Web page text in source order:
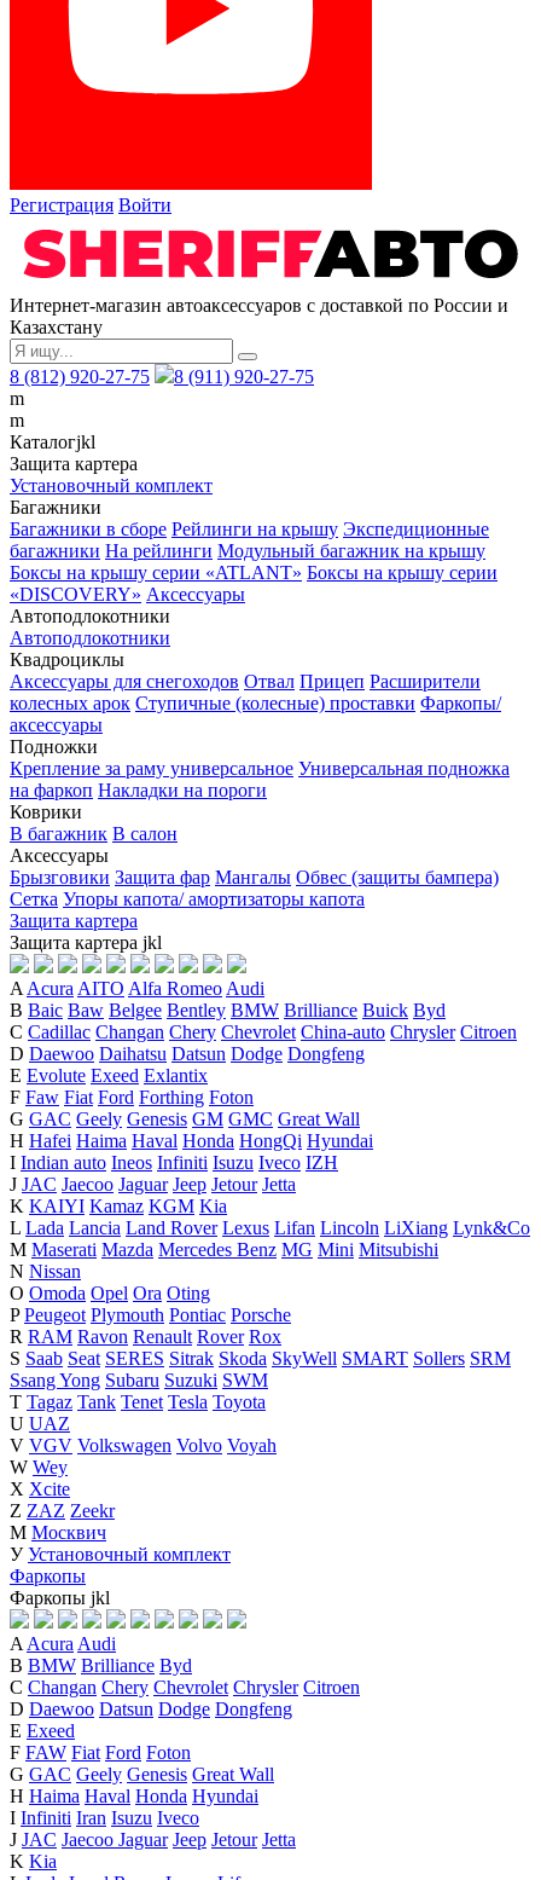
Регистрация Войти
Интернет-магазин автоаксессуаров с доставкой по России и
Казахстану
8 (812) 920-27-75
8 (911) 920-27-75
m
m
Каталогjkl
Защита картера
Установочный комплект
Багажники
Багажники в сборе Рейлинги на крышу Экспедиционные
багажники На рейлинги Модульный багажник на крышу
Боксы на крышу серии «ATLANT» Боксы на крышу серии
«DISCOVERY» Аксессуары
Автоподлокотники
Автоподлокотники
Квадроциклы
Аксессуары для снегоходов Отвал Прицеп Расширители
колесных арок Ступичные (колесные) проставки Фаркопы/
аксессуары
Подножки
Крепление за раму универсальное Универсальная подножка
на фаркоп Накладки на пороги
Коврики
В багажник В салон
Аксессуары
Брызговики Защита фар Мангалы Обвес (защиты бампера)
Сетка Упоры капота/ амортизаторы капота
Защита картера
Защита картера jkl
A Acura AITO Alfa Romeo Audi
B Baic Baw Belgee Bentley BMW Brilliance Buick Byd
C Cadillac Changan Chery Chevrolet China-auto Chrysler Citroen
D Daewoo Daihatsu Datsun Dodge Dongfeng
E Evolute Exeed Exlantix
F Faw Fiat Ford Forthing Foton
G GAC Geely Genesis GM GMC Great Wall
H Hafei Haima Haval Honda HongQi Hyundai
I Indian auto Ineos Infiniti Isuzu Iveco IZH
J JAC Jaecoo Jaguar Jeep Jetour Jetta
K KAIYI Kamaz KGM Kia
L Lada Lancia Land Rover Lexus Lifan Lincoln LiXiang Lynk&Co
M Maserati Mazda Mercedes Benz MG Mini Mitsubishi
N Nissan
O Omoda Opel Ora Oting
P Peugeot Plymouth Pontiac Porsche
R RAM Ravon Renault Rover Rox
S Saab Seat SERES Sitrak Skoda SkyWell SMART Sollers SRM
Ssang Yong Subaru Suzuki SWM
T Tagaz Tank Tenet Tesla Toyota
U UAZ
V VGV Volkswagen Volvo Voyah
W Wey
X Xcite
Z ZAZ Zeekr
М Москвич
У Установочный комплект
Фаркопы
Фаркопы jkl
A Acura Audi
B BMW Brilliance Byd
C Changan Chery Chevrolet Chrysler Citroen
D Daewoo Datsun Dodge Dongfeng
E Exeed
F FAW Fiat Ford Foton
G GAC Geely Genesis Great Wall
H Haima Haval Honda Hyundai
I Infiniti Iran Isuzu Iveco
J JAC Jaecoo Jaguar Jeep Jetour Jetta
K Kia